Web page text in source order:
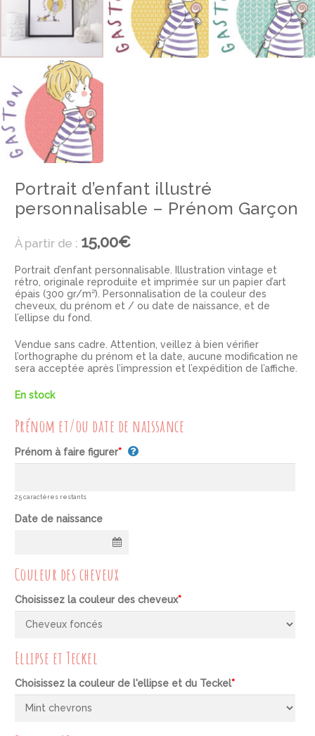
Portrait d’enfant illustré
personnalisable – Prénom Garçon
À partir de : 15,00€
Portrait d’enfant personnalisable. Illustration vintage et
rétro, originale reproduite et imprimée sur un papier d’art
épais (300 gr/m²). Personnalisation de la couleur des
cheveux, du prénom et / ou date de naissance, et de
l’ellipse du fond.
Vendue sans cadre. Attention, veillez à bien vérifier
l’orthographe du prénom et la date, aucune modification ne
sera acceptée après l’impression et l’expédition de l’affiche.
En stock
Prénom et/ou date de naissance
Prénom à faire figurer*
25 caractères restants
Date de naissance
Couleur des cheveux
Choisissez la couleur des cheveux*
Ellipse et Teckel
Choisissez la couleur de l'ellipse et du Teckel*